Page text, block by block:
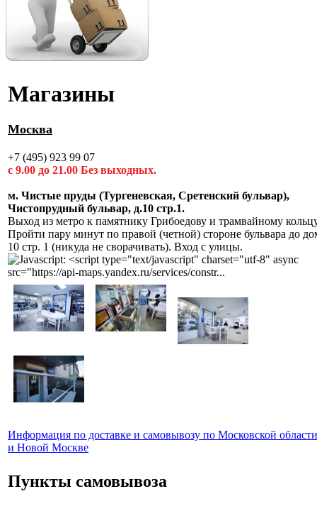
Магазины
Москва
+7 (495) 923 99 07
с 9.00 до 21.00 Без выходных.
м. Чистые пруды (Тургеневская, Сретенский бульвар),
Чистопрудный бульвар, д.10 cтр.1.
Выход из метро к памятнику Грибоедову и трамвайному
Пройти пару минут по правой (четной) стороне бульвара до
10 стр. 1 (никуда не сворачивать). Вход с улицы.
Информация по доставке и самовывозу по Московской области
и Новой Москве
Пункты самовывоза